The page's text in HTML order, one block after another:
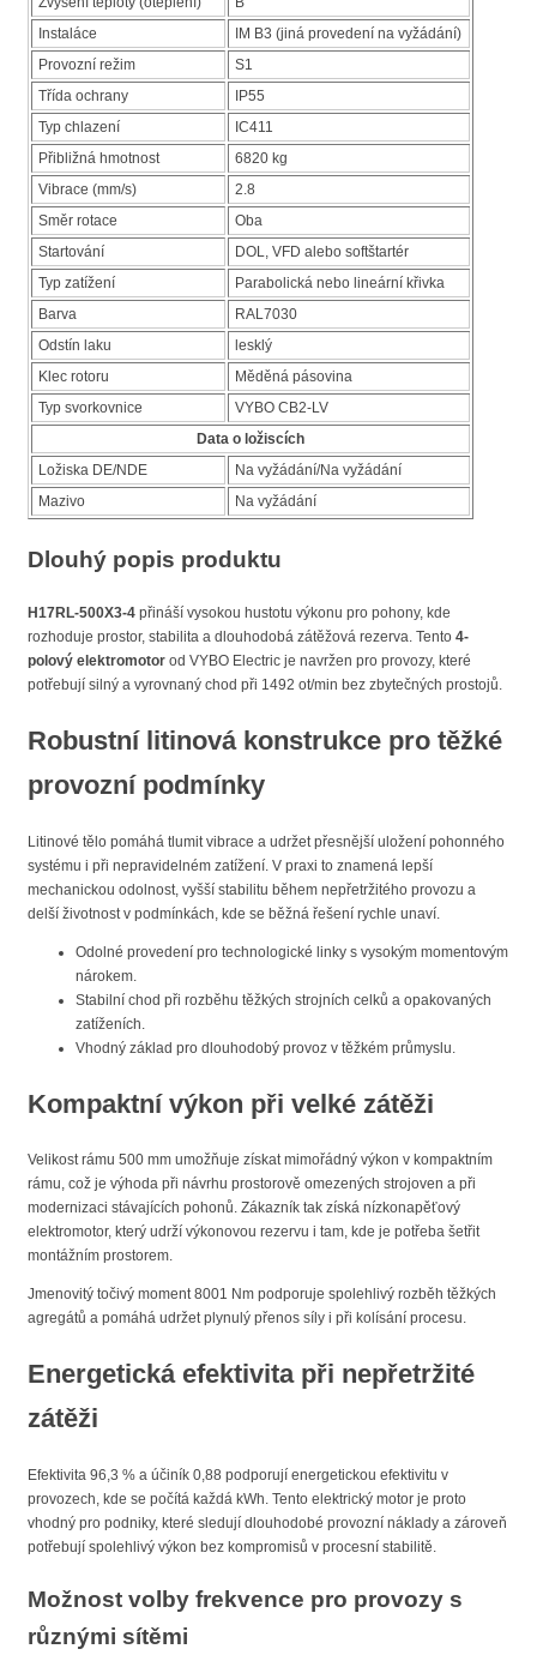
Instaláce
IM B3 (jiná provedení na vyžádání)
Provozní režim
S1
Třída ochrany
IP55
Typ chlazení
IC411
Přibližná hmotnost
6820 kg
Vibrace (mm/s)
2.8
Směr rotace
Oba
Startování
DOL, VFD alebo softštartér
Typ zatížení
Parabolická nebo lineární křivka
Barva
RAL7030
Odstín laku
lesklý
Klec rotoru
Měděná pásovina
Typ svorkovnice
VYBO CB2-LV
Data o ložiscích
Ložiska DE/NDE
Na vyžádání/Na vyžádání
Mazivo
Na vyžádání
Dlouhý popis produktu
H17RL-500X3-4 přináší vysokou hustotu výkonu pro pohony, kde
rozhoduje prostor, stabilita a dlouhodobá zátěžová rezerva. Tento 4-
polový elektromotor od VYBO Electric je navržen pro provozy, které
potřebují silný a vyrovnaný chod při 1492 ot/min bez zbytečných prostojů.
Robustní litinová konstrukce pro těžké
provozní podmínky
Litinové tělo pomáhá tlumit vibrace a udržet přesnější uložení pohonného
systému i při nepravidelném zatížení. V praxi to znamená lepší
mechanickou odolnost, vyšší stabilitu během nepřetržitého provozu a
delší životnost v podmínkách, kde se běžná řešení rychle unaví.
Odolné provedení pro technologické linky s vysokým momentovým
nárokem.
Stabilní chod při rozběhu těžkých strojních celků a opakovaných
zatíženích.
Vhodný základ pro dlouhodobý provoz v těžkém průmyslu.
Kompaktní výkon při velké zátěži
Velikost rámu 500 mm umožňuje získat mimořádný výkon v kompaktním
rámu, což je výhoda při návrhu prostorově omezených strojoven a při
modernizaci stávajících pohonů. Zákazník tak získá nízkonapěťový
elektromotor, který udrží výkonovou rezervu i tam, kde je potřeba šetřit
montážním prostorem.
Jmenovitý točivý moment 8001 Nm podporuje spolehlivý rozběh těžkých
agregátů a pomáhá udržet plynulý přenos síly i při kolísání procesu.
Energetická efektivita při nepřetržité
zátěži
Efektivita 96,3 % a účiník 0,88 podporují energetickou efektivitu v
provozech, kde se počítá každá kWh. Tento elektrický motor je proto
vhodný pro podniky, které sledují dlouhodobé provozní náklady a zároveň
potřebují spolehlivý výkon bez kompromisů v procesní stabilitě.
Možnost volby frekvence pro provozy s
různými sítěmi